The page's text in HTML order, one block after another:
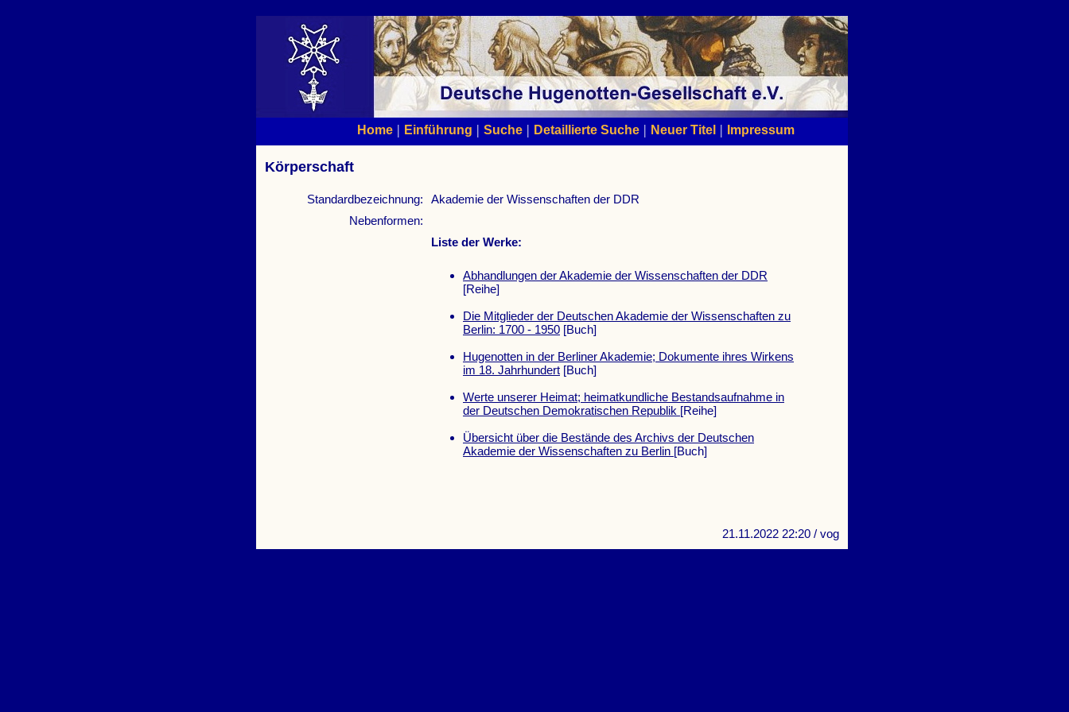
Home | Einführung | Suche | Detaillierte Suche | Neuer Titel | Impressum
Körperschaft
Standardbezeichnung:
Akademie der Wissenschaften der DDR
Nebenformen:
Liste der Werke:
Abhandlungen der Akademie der Wissenschaften der DDR
[Reihe]
Die Mitglieder der Deutschen Akademie der Wissenschaften zu
Berlin: 1700 - 1950 [Buch]
Hugenotten in der Berliner Akademie; Dokumente ihres Wirkens
im 18. Jahrhundert [Buch]
Werte unserer Heimat; heimatkundliche Bestandsaufnahme in
der Deutschen Demokratischen Republik [Reihe]
Übersicht über die Bestände des Archivs der Deutschen
Akademie der Wissenschaften zu Berlin [Buch]
21.11.2022 22:20 / vog